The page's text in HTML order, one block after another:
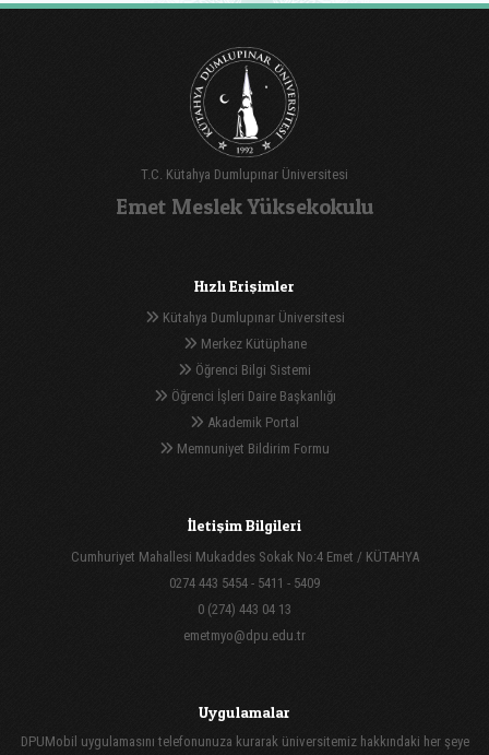
T.C. Kütahya Dumlupınar Üniversitesi
Emet Meslek Yüksekokulu
Hızlı Erişimler
Kütahya Dumlupınar Üniversitesi
Merkez Kütüphane
Öğrenci Bilgi Sistemi
Öğrenci İşleri Daire Başkanlığı
Akademik Portal
Memnuniyet Bildirim Formu
İletişim Bilgileri
Cumhuriyet Mahallesi Mukaddes Sokak No:4 Emet / KÜTAHYA
0274 443 5454 - 5411 - 5409
0 (274) 443 04 13
emetmyo@dpu.edu.tr
Uygulamalar
DPUMobil uygulamasını telefonunuza kurarak üniversitemiz hakkındaki her şeye